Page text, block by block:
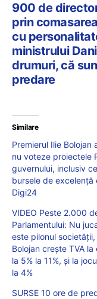
900 de
prin
cu
ministrului
drumuri, că
predare
Similare
Premierul Ilie
nu voteze proiectele
guvernului, inclusiv
bursele de excelență
Digi24
VIDEO Peste 2.000
Parlamentului: Nu
este pilonul
Bolojan crește TVA
la 5% la 11%, și la
la 4%
SURSE 10 ore de